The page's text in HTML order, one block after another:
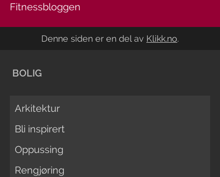
Fitnessbloggen
Denne siden er en del av Klikk.no.
BOLIG
Arkitektur
Bli inspirert
Oppussing
Rengjøring